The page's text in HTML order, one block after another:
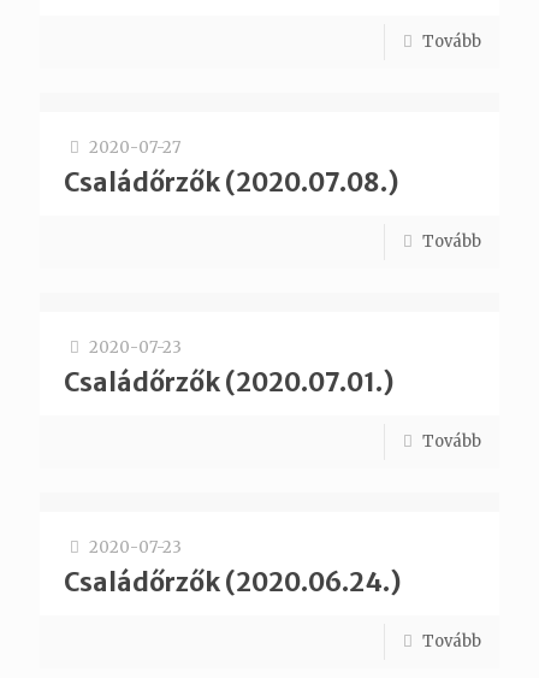
Tovább
2020-07-27
Családőrzők (2020.07.08.)
Tovább
2020-07-23
Családőrzők (2020.07.01.)
Tovább
2020-07-23
Családőrzők (2020.06.24.)
Tovább